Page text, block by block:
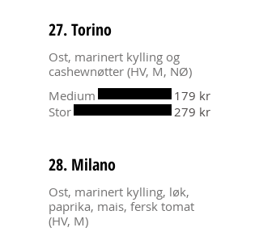
27. Torino
Ost, marinert kylling og
cashewnøtter (HV, M, NØ)
Medium
179 kr
Stor
279 kr
28. Milano
Ost, marinert kylling, løk,
paprika, mais, fersk tomat
(HV, M)